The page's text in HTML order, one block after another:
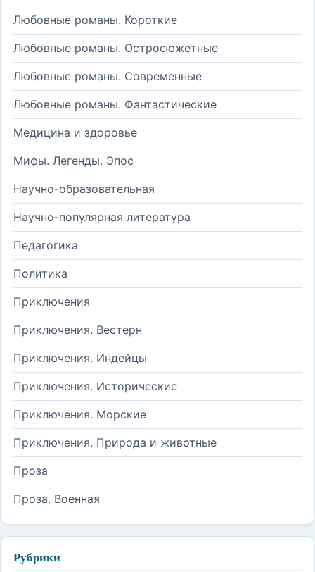
Любовные романы. Короткие
Любовные романы. Остросюжетные
Любовные романы. Современные
Любовные романы. Фантастические
Медицина и здоровье
Мифы. Легенды. Эпос
Научно-образовательная
Научно-популярная литература
Педагогика
Политика
Приключения
Приключения. Вестерн
Приключения. Индейцы
Приключения. Исторические
Приключения. Морские
Приключения. Природа и животные
Проза
Проза. Военная
Рубрики